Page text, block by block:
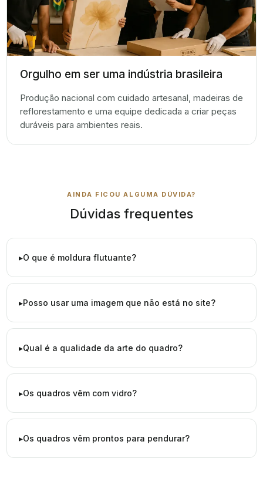
Orgulho em ser uma indústria brasileira
Produção nacional com cuidado artesanal, madeiras de
reflorestamento e uma equipe dedicada a criar peças
duráveis para ambientes reais.
AINDA FICOU ALGUMA DÚVIDA?
Dúvidas frequentes
O que é moldura flutuante?
Posso usar uma imagem que não está no site?
Qual é a qualidade da arte do quadro?
Os quadros vêm com vidro?
Os quadros vêm prontos para pendurar?